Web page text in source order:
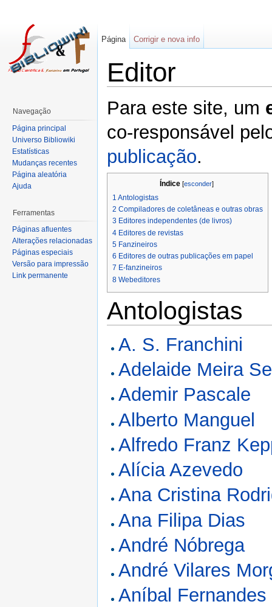
Editor
Para este site, um
co-responsável
publicação.
Índice [esconder]
1 Antologistas
2 Compiladores de coletâneas e outras obras
3 Editores independentes (de livros)
4 Editores de revistas
5 Fanzineiros
6 Editores de outras publicações em papel
7 E-fanzineiros
8 Webeditores
Antologistas
A. S. Franchini
Adelaide Meira
Ademir Pascale
Alberto Manguel
Alfredo Franz
Alícia Azevedo
Ana Cristina
Ana Filipa Dias
André Nóbrega
André Vilares
Aníbal Fernandes
Página Corrigir e nova info
Navegação
Página principal
Universo Bibliowiki
Estatísticas
Mudanças recentes
Página aleatória
Ajuda
Ferramentas
Páginas afluentes
Alterações relacionadas
Páginas especiais
Versão para impressão
Link permanente